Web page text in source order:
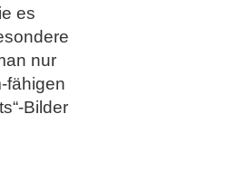
es
nur
fähigen
Bilder